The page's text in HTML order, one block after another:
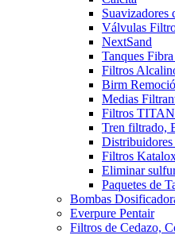
Suavizadores
Válvulas
NextSand
Tanques
Filtros
Birm
Medias
Filtros
Tren filtrado,
Distribuidores
Filtros
Eliminar
Paquetes de
Bombas
Everpure Pentair
Filtros de Cedazo,